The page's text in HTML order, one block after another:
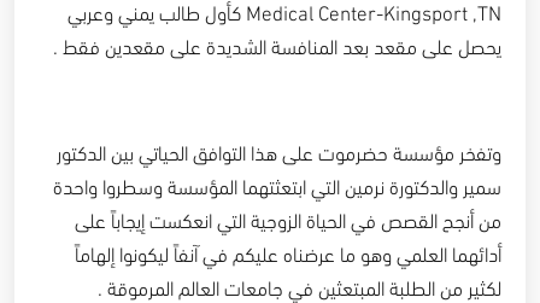
Medical Center-Kingsport ,TN كأول طالب يمني وعربي
يحصل على مقعد بعد المنافسة الشديدة على مقعدين فقط .
وتفخر مؤسسة حضرموت على هذا التوافق الحياتي بين الدكتور
سمير والدكتورة نرمين التي ابتعثتهما المؤسسة وسطروا واحدة
من أنجح القصص في الحياة الزوجية التي انعكست إيجاباً على
أدائهما العلمي وهو ما عرضناه عليكم في آنفاً ليكونوا إلهاماً
لكثير من الطلبة المبتعثين في جامعات العالم المرموقة .